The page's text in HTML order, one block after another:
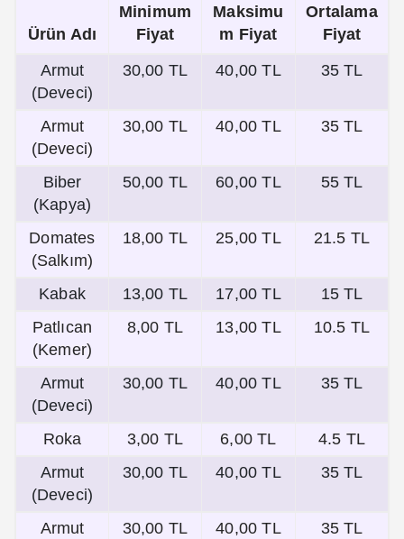
Ürün Adı
Minimum
Fiyat
Maksimu
m Fiyat
Ortalama
Fiyat
Armut
(Deveci)
30,00 TL 40,00 TL 35 TL
Armut
(Deveci)
30,00 TL 40,00 TL 35 TL
Biber
(Kapya)
50,00 TL 60,00 TL 55 TL
Domates
(Salkım)
18,00 TL 25,00 TL 21.5 TL
Kabak 13,00 TL 17,00 TL
15 TL
Patlıcan
(Kemer)
8,00 TL 13,00 TL 10.5 TL
Armut
(Deveci)
30,00 TL 40,00 TL 35 TL
Roka 3,00 TL 6,00 TL
4.5 TL
Armut
(Deveci)
30,00 TL 40,00 TL 35 TL
Armut
30,00 TL 40,00 TL 35 TL